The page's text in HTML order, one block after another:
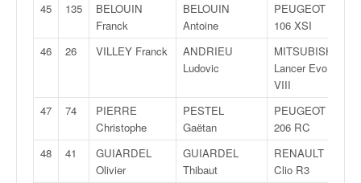
45
135
BELOUIN
Franck
BELOUIN
Antoine
PEUGEOT
106 XSI
46
26 VILLEY Franck
ANDRIEU
Ludovic
MITSUBISHI
Lancer Evo
VIII
47 74
PIERRE
Christophe
PESTEL
Gaëtan
PEUGEOT
206 RC
48
41
GUIARDEL
Olivier
GUIARDEL
Thibaut
RENAULT
Clio R3